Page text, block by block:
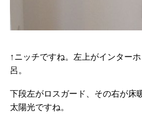
↑ニッチですね。左上がインター
呂。
下段左がロスガード、その右が床
太陽光ですね。